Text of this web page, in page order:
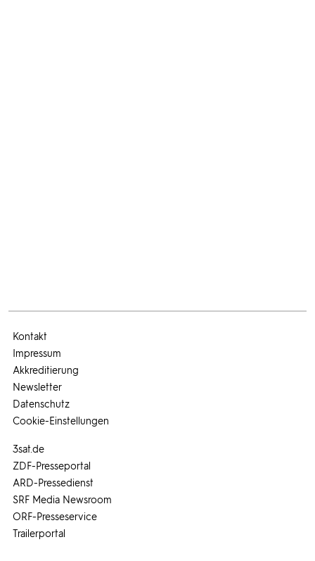
3sat.de
ZDF-Presseportal
ARD-Pressedienst
SRF Media Newsroom
ORF-Presseservice
Trailerportal
Kontakt
Impressum
Akkreditierung
Newsletter
Datenschutz
Cookie-Einstellungen